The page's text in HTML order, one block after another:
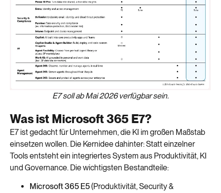
E7 soll ab Mai 2026 verfügbar sein.
Was ist Microsoft 365 E7?
E7 ist gedacht für Unternehmen, die KI im großen Maßstab
einsetzen wollen. Die Kernidee dahinter: Statt einzelner
Tools entsteht ein integriertes System aus Produktivität, KI
und Governance. Die wichtigsten Bestandteile:
Microsoft 365 E5(Produktivität, Security &